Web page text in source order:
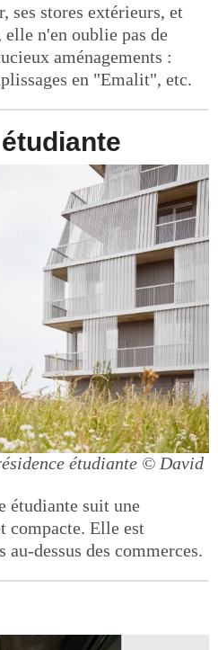
ses stores extérieurs, et
n'en oublie pas de
aménagements :
en "Emalit", etc.
étudiante © David
étudiante suit une
compacte. Elle est
au-dessus des commerces.